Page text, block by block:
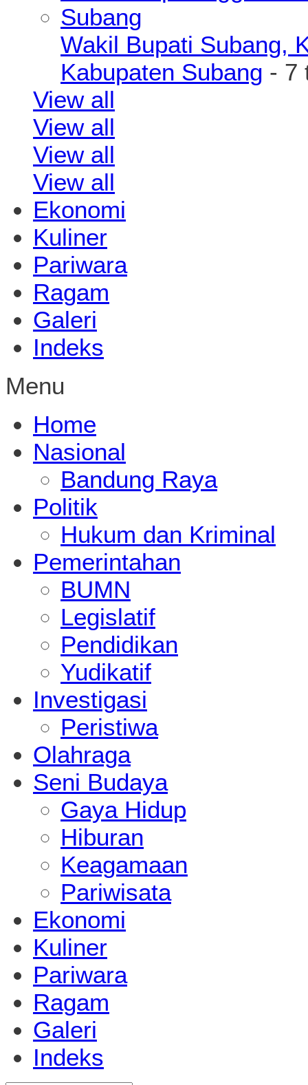
Wakil Bupati Subang,
Kabupaten Subang - 7
View all
View all
View all
View all
Ekonomi
Kuliner
Pariwara
Ragam
Galeri
Indeks
Menu
Home
Nasional
Bandung Raya
Politik
Hukum dan Kriminal
Pemerintahan
BUMN
Legislatif
Pendidikan
Yudikatif
Investigasi
Peristiwa
Olahraga
Seni Budaya
Gaya Hidup
Hiburan
Keagamaan
Pariwisata
Ekonomi
Kuliner
Pariwara
Ragam
Galeri
Indeks